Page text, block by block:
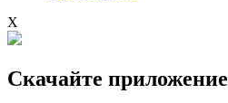
X
Скачайте приложение